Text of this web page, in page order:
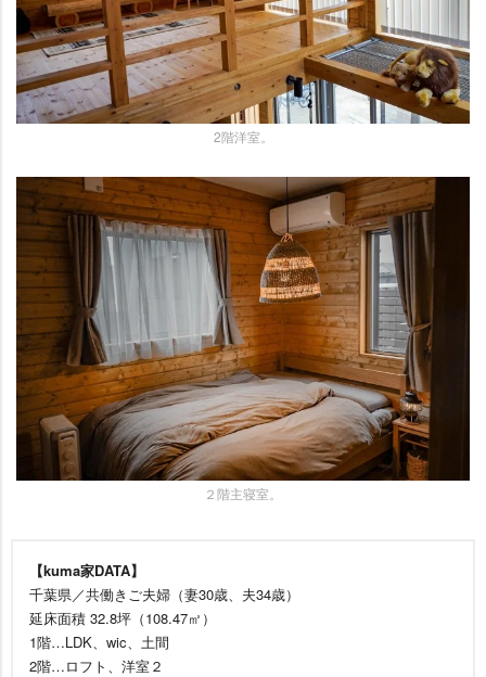
2階洋室。
２階主寝室。
【kuma家DATA】
千葉県／共働きご夫婦（妻30歳、夫34歳）
延床面積 32.8坪（108.47㎡）
1階…LDK、wic、土間
2階…ロフト、洋室２